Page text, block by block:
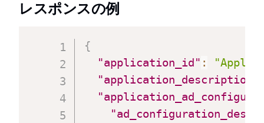
レスポンスの例
{
"application_id" :
"application_description"